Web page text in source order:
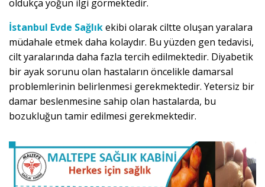
oldukça yoğun ilgi görmektedir.
İstanbul Evde Sağlıkekibi olarak ciltte oluşan yaralara
müdahale etmek daha kolaydır. Bu yüzden gen tedavisi,
cilt yaralarında daha fazla tercih edilmektedir. Diyabetik
bir ayak sorunu olan hastaların öncelikle damarsal
problemlerinin belirlenmesi gerekmektedir. Yetersiz bir
damar beslenmesine sahip olan hastalarda, bu
bozukluğun tamir edilmesi gerekmektedir.